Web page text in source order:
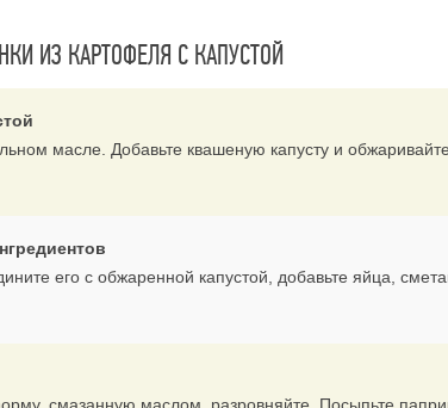
ИЗ КАРТОФЕЛЯ С КАПУСТОЙ
масле. Добавьте квашеную капусту и
его с обжаренной капустой, добавьте яйца,